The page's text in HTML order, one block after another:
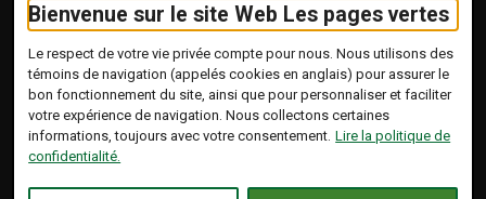
Bienvenue sur le site Web Les pages vertes
Le respect de votre vie privée compte pour nous. Nous utilisons des
témoins de navigation (appelés cookies en anglais) pour assurer le
bon fonctionnement du site, ainsi que pour personnaliser et faciliter
votre expérience de navigation. Nous collectons certaines
informations, toujours avec votre consentement. Lire la politique de
confidentialité.
Vidéo
Blogue
Copyright © 2026 Tous droits réservés.
Les Pages Vertes | Répertoire d'entreprises
écoresponsables.
Conception :Ekloweb Ce lien s'ouvrira dans